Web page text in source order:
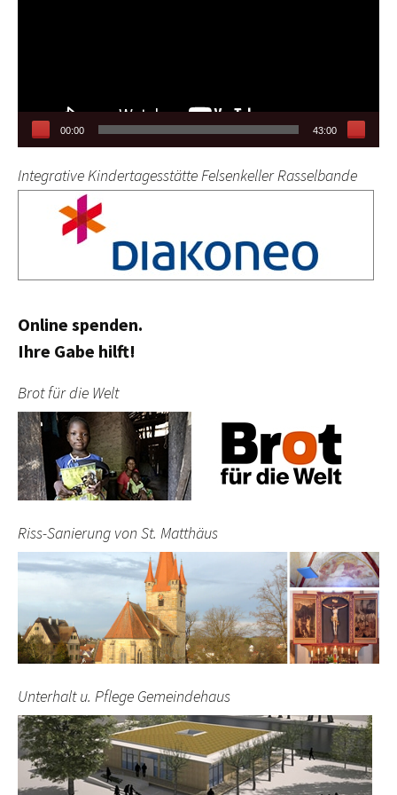
00:00 43:00
Integrative Kindertagesstätte Felsenkeller Rasselbande
Online spenden.
Ihre Gabe hilft!
Brot für die Welt
Riss-Sanierung von St. Matthäus
Unterhalt u. Pflege Gemeindehaus